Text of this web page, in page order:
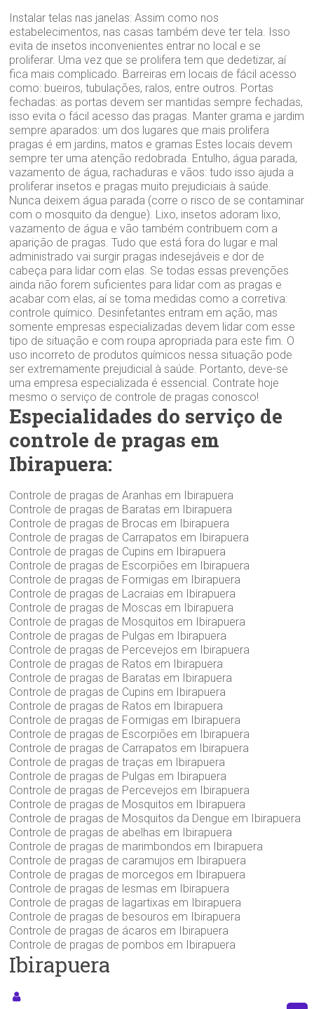
Instalar telas nas janelas: Assim como nos
estabelecimentos, nas casas também deve ter tela. Isso
evita de insetos inconvenientes entrar no local e se
proliferar. Uma vez que se prolifera tem que dedetizar, aí
fica mais complicado. Barreiras em locais de fácil acesso
como: bueiros, tubulações, ralos, entre outros. Portas
fechadas: as portas devem ser mantidas sempre fechadas,
isso evita o fácil acesso das pragas. Manter grama e jardim
sempre aparados: um dos lugares que mais prolifera
pragas é em jardins, matos e gramas Estes locais devem
sempre ter uma atenção redobrada. Entulho, água parada,
vazamento de água, rachaduras e vãos: tudo isso ajuda a
proliferar insetos e pragas muito prejudiciais à saúde.
Nunca deixem água parada (corre o risco de se contaminar
com o mosquito da dengue). Lixo, insetos adoram lixo,
vazamento de água e vão também contribuem com a
aparição de pragas. Tudo que está fora do lugar e mal
administrado vai surgir pragas indesejáveis e dor de
cabeça para lidar com elas. Se todas essas prevenções
ainda não forem suficientes para lidar com as pragas e
acabar com elas, aí se toma medidas como a corretiva:
controle químico. Desinfetantes entram em ação, mas
somente empresas especializadas devem lidar com esse
tipo de situação e com roupa apropriada para este fim. O
uso incorreto de produtos químicos nessa situação pode
ser extremamente prejudicial à saúde. Portanto, deve-se
uma empresa especializada é essencial. Contrate hoje
mesmo o serviço de controle de pragas conosco!
Especialidades do serviço de
controle de pragas em
Ibirapuera:
Controle de pragas de Aranhas em Ibirapuera
Controle de pragas de Baratas em Ibirapuera
Controle de pragas de Brocas em Ibirapuera
Controle de pragas de Carrapatos em Ibirapuera
Controle de pragas de Cupins em Ibirapuera
Controle de pragas de Escorpiões em Ibirapuera
Controle de pragas de Formigas em Ibirapuera
Controle de pragas de Lacraias em Ibirapuera
Controle de pragas de Moscas em Ibirapuera
Controle de pragas de Mosquitos em Ibirapuera
Controle de pragas de Pulgas em Ibirapuera
Controle de pragas de Percevejos em Ibirapuera
Controle de pragas de Ratos em Ibirapuera
Controle de pragas de Baratas em Ibirapuera
Controle de pragas de Cupins em Ibirapuera
Controle de pragas de Ratos em Ibirapuera
Controle de pragas de Formigas em Ibirapuera
Controle de pragas de Escorpiões em Ibirapuera
Controle de pragas de Carrapatos em Ibirapuera
Controle de pragas de traças em Ibirapuera
Controle de pragas de Pulgas em Ibirapuera
Controle de pragas de Percevejos em Ibirapuera
Controle de pragas de Mosquitos em Ibirapuera
Controle de pragas de Mosquitos da Dengue em Ibirapuera
Controle de pragas de abelhas em Ibirapuera
Controle de pragas de marimbondos em Ibirapuera
Controle de pragas de caramujos em Ibirapuera
Controle de pragas de morcegos em Ibirapuera
Controle de pragas de lesmas em Ibirapuera
Controle de pragas de lagartixas em Ibirapuera
Controle de pragas de besouros em Ibirapuera
Controle de pragas de ácaros em Ibirapuera
Controle de pragas de pombos em Ibirapuera
Ibirapuera